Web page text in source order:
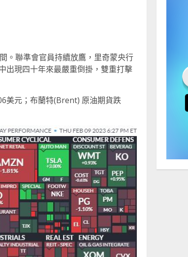
。聯準會官員持續放鷹，里奇蒙央行
出現四十年來最嚴重倒掛，雙重打擊
美元；布蘭特(Brent) 原油期貨跌